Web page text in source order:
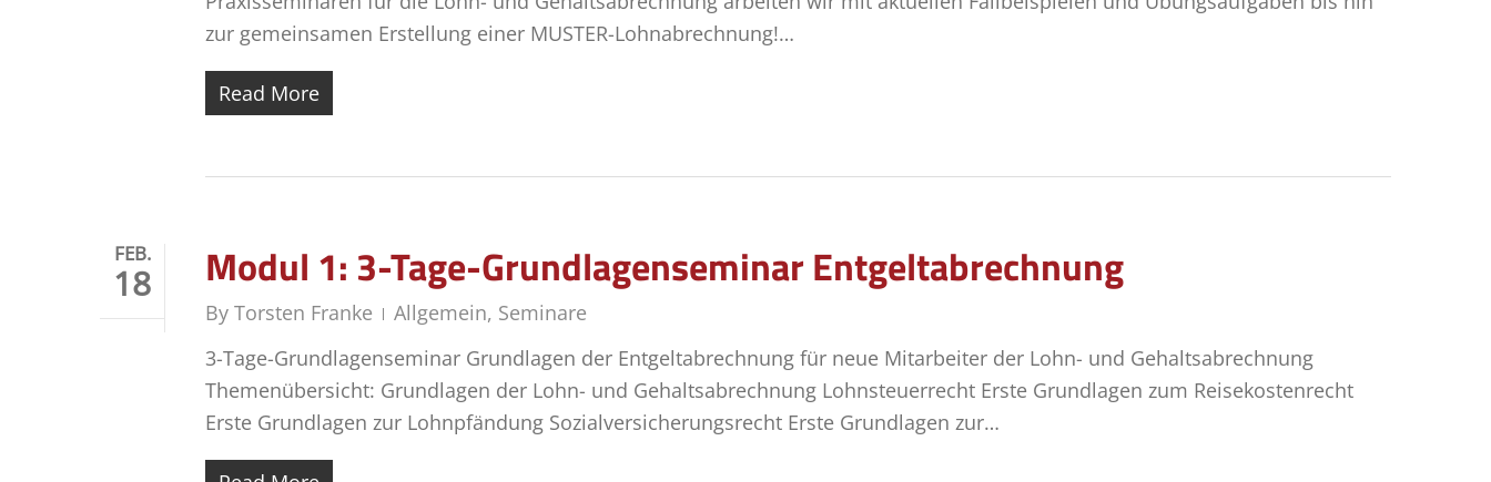
zur gemeinsamen Erstellung einer MUSTER-Lohnabrechnung!…
Read More
FEB.
18 Modul 1: 3-Tage-Grundlagenseminar Entgeltabrechnung
By Torsten Franke Allgemein, Seminare
3-Tage-Grundlagenseminar Grundlagen der Entgeltabrechnung für neue Mitarbeiter der Lohn- und Gehaltsabrechnung
Themenübersicht: Grundlagen der Lohn- und Gehaltsabrechnung Lohnsteuerrecht Erste Grundlagen zum Reisekostenrecht
Erste Grundlagen zur Lohnpfändung Sozialversicherungsrecht Erste Grundlagen zur…